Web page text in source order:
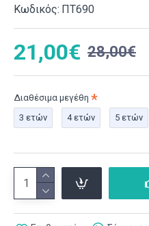
Κωδικός: ΠΤ690
21,00€ 28,00€
Διαθέσιμα μεγέθη
3 ετών
4 ετών 5 ετών